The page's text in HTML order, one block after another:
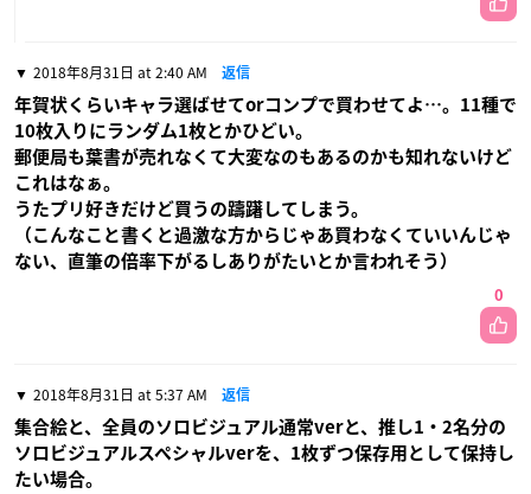
2018年8月31日 at 2:40 AM 返信
年賀状くらいキャラ選ばせてorコンプで買わせてよ…。11種で
10枚入りにランダム1枚とかひどい。
郵便局も葉書が売れなくて大変なのもあるのかも知れないけど
これはなぁ。
うたプリ好きだけど買うの躊躇してしまう。
（こんなこと書くと過激な方からじゃあ買わなくていいんじゃ
ない、直筆の倍率下がるしありがたいとか言われそう）
0
2018年8月31日 at 5:37 AM 返信
集合絵と、全員のソロビジュアル通常verと、推し1・2名分の
ソロビジュアルスペシャルverを、1枚ずつ保存用として保持し
たい場合。